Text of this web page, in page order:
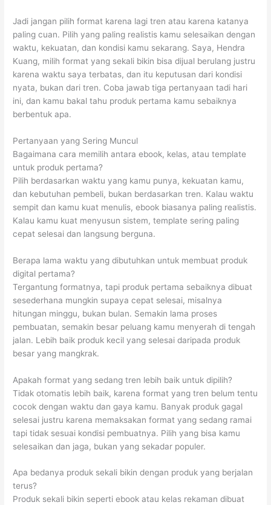
Jadi jangan pilih format karena lagi tren atau karena katanya
paling cuan. Pilih yang paling realistis kamu selesaikan dengan
waktu, kekuatan, dan kondisi kamu sekarang. Saya, Hendra
Kuang, milih format yang sekali bikin bisa dijual berulang justru
karena waktu saya terbatas, dan itu keputusan dari kondisi
nyata, bukan dari tren. Coba jawab tiga pertanyaan tadi hari
ini, dan kamu bakal tahu produk pertama kamu sebaiknya
berbentuk apa.
Pertanyaan yang Sering Muncul
Bagaimana cara memilih antara ebook, kelas, atau template
untuk produk pertama?
Pilih berdasarkan waktu yang kamu punya, kekuatan kamu,
dan kebutuhan pembeli, bukan berdasarkan tren. Kalau waktu
sempit dan kamu kuat menulis, ebook biasanya paling realistis.
Kalau kamu kuat menyusun sistem, template sering paling
cepat selesai dan langsung berguna.
Berapa lama waktu yang dibutuhkan untuk membuat produk
digital pertama?
Tergantung formatnya, tapi produk pertama sebaiknya dibuat
sesederhana mungkin supaya cepat selesai, misalnya
hitungan minggu, bukan bulan. Semakin lama proses
pembuatan, semakin besar peluang kamu menyerah di tengah
jalan. Lebih baik produk kecil yang selesai daripada produk
besar yang mangkrak.
Apakah format yang sedang tren lebih baik untuk dipilih?
Tidak otomatis lebih baik, karena format yang tren belum tentu
cocok dengan waktu dan gaya kamu. Banyak produk gagal
selesai justru karena memaksakan format yang sedang ramai
tapi tidak sesuai kondisi pembuatnya. Pilih yang bisa kamu
selesaikan dan jaga, bukan yang sekadar populer.
Apa bedanya produk sekali bikin dengan produk yang berjalan
terus?
Produk sekali bikin seperti ebook atau kelas rekaman dibuat